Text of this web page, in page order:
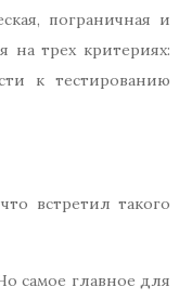
пограничная и
на трех критериях:
к тестированию
встретил такого
самое главное для